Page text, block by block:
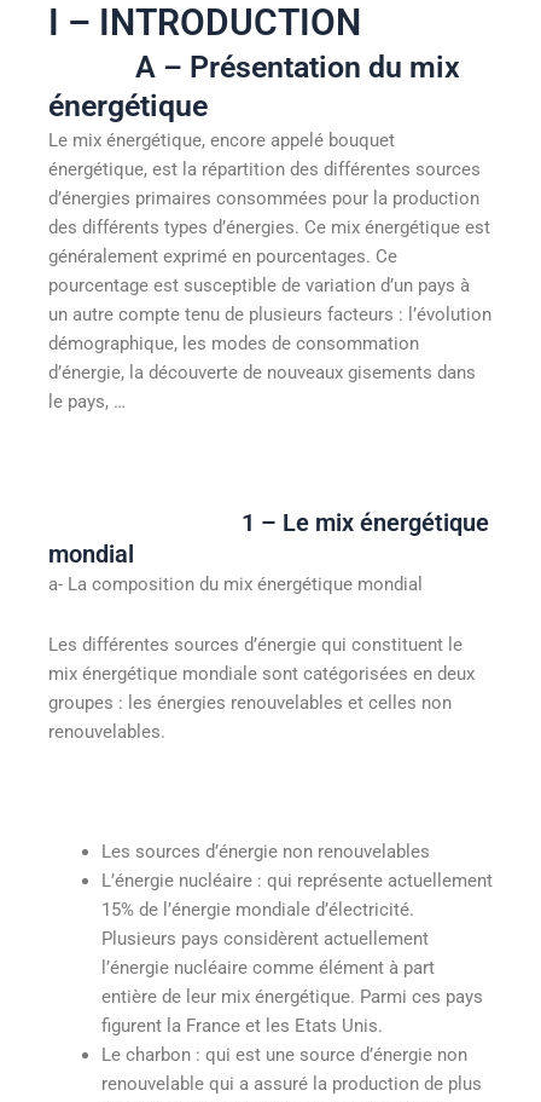
I – INTRODUCTION
A – Présentation du mix
énergétique
Le mix énergétique, encore appelé bouquet
énergétique, est la répartition des différentes sources
d’énergies primaires consommées pour la production
des différents types d’énergies. Ce mix énergétique est
généralement exprimé en pourcentages. Ce
pourcentage est susceptible de variation d’un pays à
un autre compte tenu de plusieurs facteurs : l’évolution
démographique, les modes de consommation
d’énergie, la découverte de nouveaux gisements dans
le pays, …
1 – Le mix énergétique
mondial
a- La composition du mix énergétique mondial
Les différentes sources d’énergie qui constituent le
mix énergétique mondiale sont catégorisées en deux
groupes : les énergies renouvelables et celles non
renouvelables.
Les sources d’énergie non renouvelables
L’énergie nucléaire : qui représente actuellement
15% de l’énergie mondiale d’électricité.
Plusieurs pays considèrent actuellement
l’énergie nucléaire comme élément à part
entière de leur mix énergétique. Parmi ces pays
figurent la France et les Etats Unis.
Le charbon : qui est une source d’énergie non
renouvelable qui a assuré la production de plus